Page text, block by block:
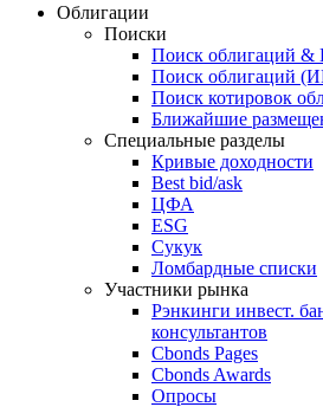
Облигации
Поиски
Поиск облигаций &
Поиск облигаций
Поиск котировок
Ближайшие
Специальные разделы
Кривые доходности
Best bid/ask
ЦФА
ESG
Сукук
Ломбардные списки
Участники рынка
Рэнкинги инвест.
консультантов
Cbonds Pages
Cbonds Awards
Опросы